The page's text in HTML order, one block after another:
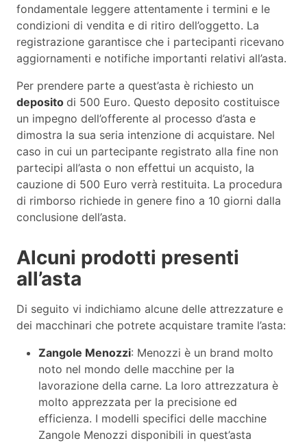
fondamentale leggere attentamente i termini e le
condizioni di vendita e di ritiro dell’oggetto. La
registrazione garantisce che i partecipanti ricevano
aggiornamenti e notifiche importanti relativi all’asta.
Per prendere parte a quest’asta è richiesto un
deposito di 500 Euro. Questo deposito costituisce
un impegno dell’offerente al processo d’asta e
dimostra la sua seria intenzione di acquistare. Nel
caso in cui un partecipante registrato alla fine non
partecipi all’asta o non effettui un acquisto, la
cauzione di 500 Euro verrà restituita. La procedura
di rimborso richiede in genere fino a 10 giorni dalla
conclusione dell’asta.
Alcuni prodotti presenti
all’asta
Di seguito vi indichiamo alcune delle attrezzature e
dei macchinari che potrete acquistare tramite l’asta:
Zangole Menozzi: Menozzi è un brand molto
noto nel mondo delle macchine per la
lavorazione della carne. La loro attrezzatura è
molto apprezzata per la precisione ed
efficienza. I modelli specifici delle macchine
Zangole Menozzi disponibili in quest’asta